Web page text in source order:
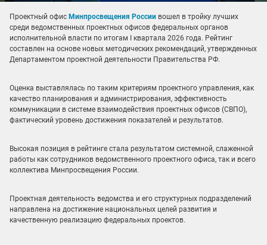
Проектный офис Минпросвещения России вошел в тройку лучших
среди ведомственных проектных офисов федеральных органов
исполнительной власти по итогам I квартала 2026 года. Рейтинг
составлен на основе новых методических рекомендаций, утвержденных
Департаментом проектной деятельности Правительства РФ.
Оценка выставлялась по таким критериям проектного управления, как
качество планирования и администрирования, эффективность
коммуникации в системе взаимодействия проектных офисов (СВПО),
фактический уровень достижения показателей и результатов.
Высокая позиция в рейтинге стала результатом системной, слаженной
работы как сотрудников ведомственного проектного офиса, так и всего
коллектива Минпросвещения России.
Проектная деятельность ведомства и его структурных подразделений
направлена на достижение национальных целей развития и
качественную реализацию федеральных проектов.